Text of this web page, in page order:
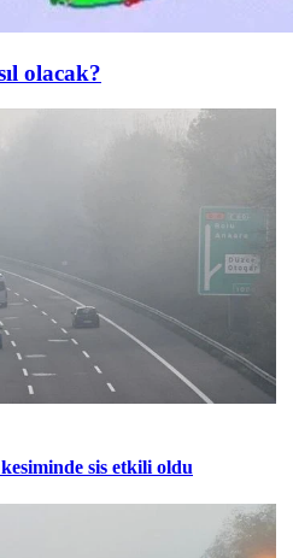
olacak?
sis etkili oldu